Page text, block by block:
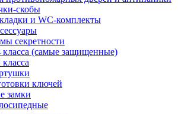
скобы
и WC-комплекты
секретности
класса (самые защищенные)
класса
ключей
замки